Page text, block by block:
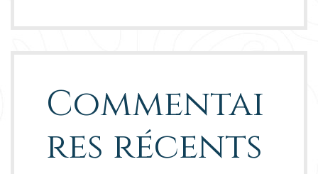
Commentai
res récents